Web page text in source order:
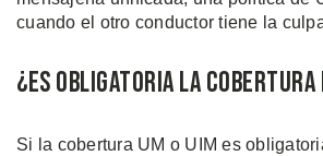
cuando el otro conductor tiene la
¿Es Obligatoria la Cobertura
Si la cobertura UM o UIM es